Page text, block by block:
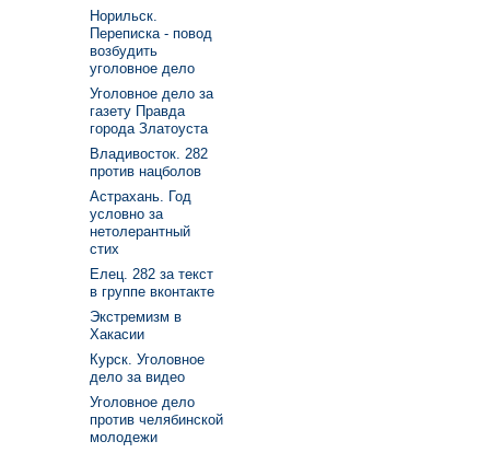
Норильск.
Переписка - повод
возбудить
уголовное дело
Уголовное дело за
газету Правда
города Златоуста
Владивосток. 282
против нацболов
Астрахань. Год
условно за
нетолерантный
стих
Елец. 282 за текст
в группе вконтакте
Экстремизм в
Хакасии
Курск. Уголовное
дело за видео
Уголовное дело
против челябинской
молодежи